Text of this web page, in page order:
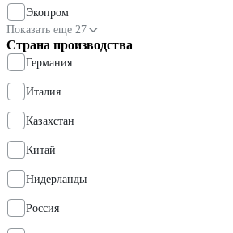
Экопром
Показать еще 27
Страна производства
Германия
Италия
Казахстан
Китай
Нидерланды
Россия